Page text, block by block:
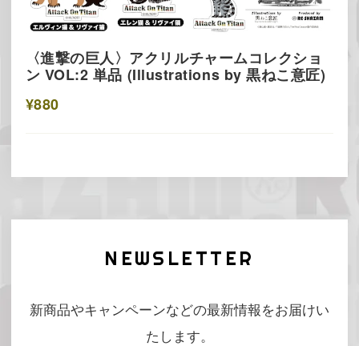
〈進撃の巨人〉アクリルチャームコレクショ
ン VOL:2 単品 (Illustrations by 黒ねこ意匠)
¥880
NEWSLETTER
新商品やキャンペーンなどの最新情報をお届けい
たします。